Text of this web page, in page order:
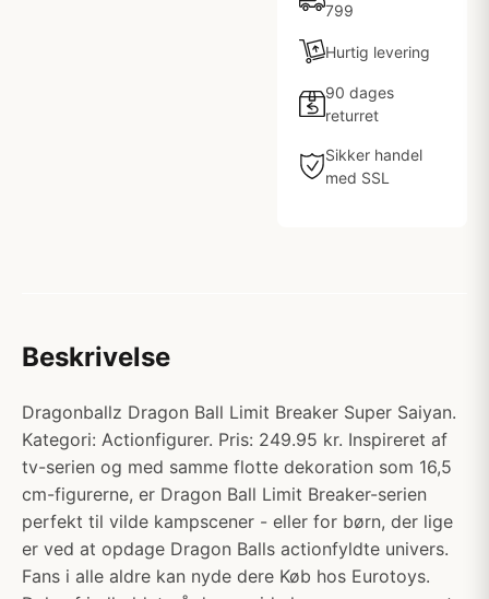
799
Hurtig levering
90 dages
returret
Sikker handel
med SSL
Beskrivelse
Dragonballz Dragon Ball Limit Breaker Super Saiyan.
Kategori: Actionfigurer. Pris: 249.95 kr. Inspireret af
tv-serien og med samme flotte dekoration som 16,5
cm-figurerne, er Dragon Ball Limit Breaker-serien
perfekt til vilde kampscener - eller for børn, der lige
er ved at opdage Dragon Balls actionfyldte univers.
Fans i alle aldre kan nyde dere Køb hos Eurotoys.